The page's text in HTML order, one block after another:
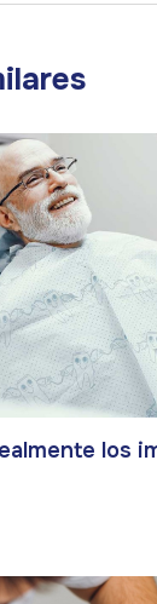
los